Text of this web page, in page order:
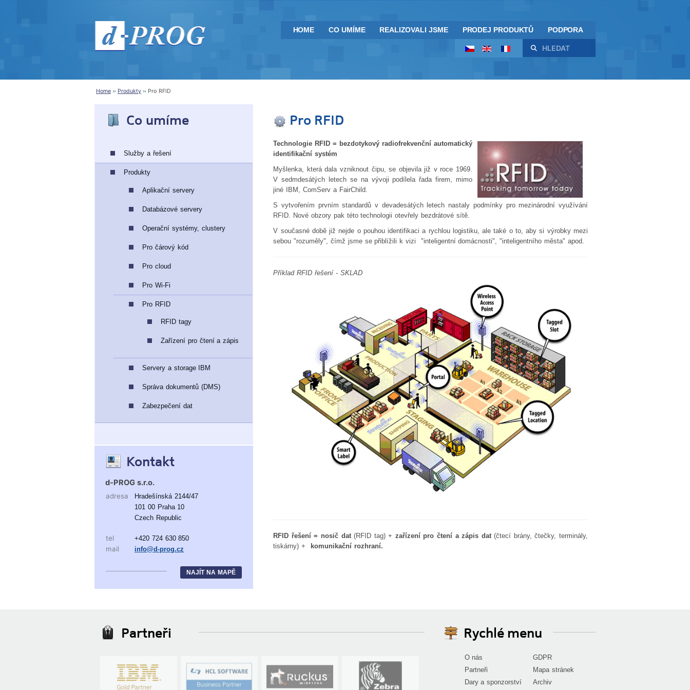
HOME CO UMÍME REALIZOVALI JSME PRODEJ PRODUKTŮ PODPORA
Hledat
Home Produkty Pro RFID
Co umíme
Služby a řešení
Produkty
Aplikační servery
Databázové servery
Operační systémy, clustery
Pro čárový kód
Pro cloud
Pro Wi-Fi
Pro RFID
RFID tagy
Zařízení pro čtení a zápis
Servery a storage IBM
Správa dokumentů (DMS)
Zabezpečení dat
Kontakt
d-PROG s.r.o.
adresa
Hradešínská 2144/47
101 00 Praha 10
Czech Republic
tel +420 724 630 850
mail info@d-prog.cz
NAJÍT NA MAPĚ
Pro RFID
Technologie RFID = bezdotykový radiofrekvenční automatický
identifikační systém
Myšlenka, která dala vzniknout čipu, se objevila již v roce 1969.
V sedmdesátých letech se na vývoji podílela řada firem, mimo
jiné IBM, ComServ a FairChild.
S vytvořením prvním standardů v devadesátých letech nastaly podmínky pro mezinárodní využívání
RFID. Nové obzory pak této technologii otevřely bezdrátové sítě.
V současné době již nejde o pouhou identifikaci a rychlou logistiku, ale také o to, aby si výrobky mezi
sebou "rozuměly", čímž jsme se přiblížili k vizi "inteligentní domácnosti", "inteligentního města" apod.
Příklad RFID řešení - SKLAD
RFID řešení = nosič dat(RFID tag) + zařízení pro čtení a zápis dat(čtecí brány, čtečky, terminály,
tiskárny) + komunikační rozhraní.
Partneři Rychlé menu
O nás
Partneři
Dary a sponzorství
GDPR
Mapa stránek
Archiv